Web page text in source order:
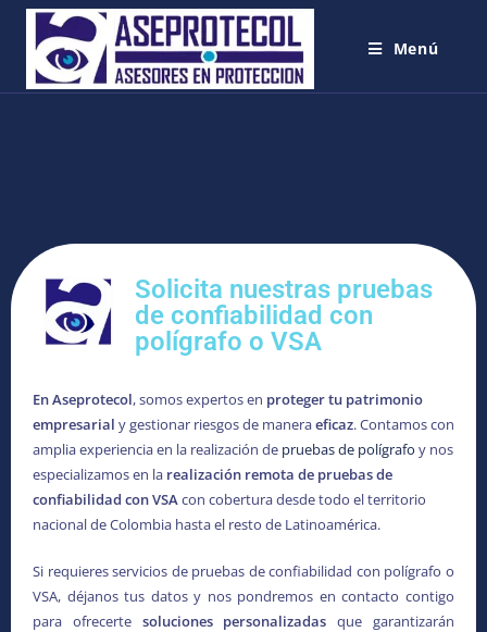
Menú
Solicita nuestras pruebas
de confiabilidad con
polígrafo o VSA
En Aseprotecol, somos expertos en proteger tu patrimonio
empresarial y gestionar riesgos de maneraeficaz. Contamos con
amplia experiencia en la realización de pruebas de polígrafo y nos
especializamos en la realización remota de pruebas de
confiabilidad con VSAcon cobertura desde todo el territorio
nacional de Colombia hasta el resto de Latinoamérica.
Si requieres servicios de pruebas de confiabilidad con polígrafo o
VSA, déjanos tus datos y nos pondremos en contacto contigo
para ofrecerte soluciones personalizadas que garantizarán